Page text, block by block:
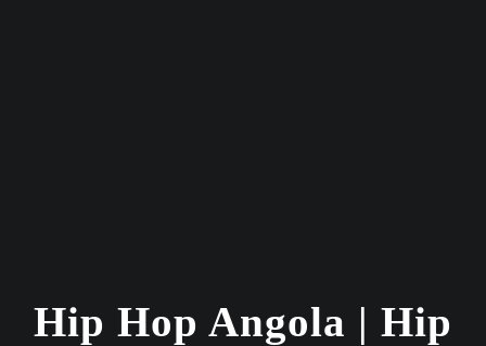
Hip Hop Angola | Hip